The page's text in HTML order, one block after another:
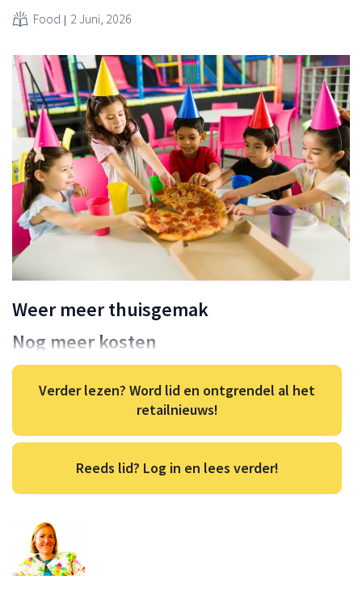
Food 2 Juni, 2026
Weer meer thuisgemak
Nog meer kosten
Verder lezen? Word lid en ontgrendel al het
retailnieuws!
Reeds lid? Log in en lees verder!